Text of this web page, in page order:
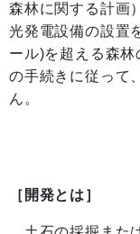
森林に関する計画
光発電設備の設置
ール)を超える森
の手続きに従って
ん。
［開発とは］